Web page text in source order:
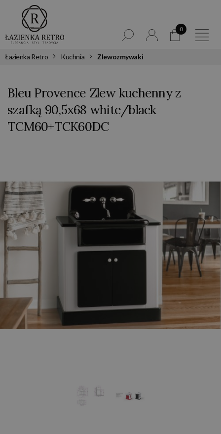
0
Łazienka Retro Kuchnia Zlewozmywaki
Bleu Provence Zlew kuchenny z
szafką 90,5x68 white/black
TCM60+TCK60DC